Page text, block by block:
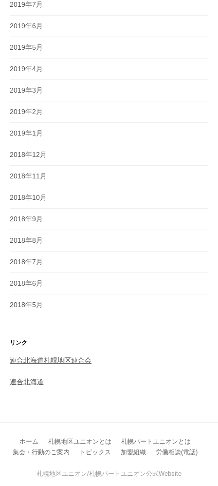
2019年7月
2019年6月
2019年5月
2019年4月
2019年3月
2019年2月
2019年1月
2018年12月
2018年11月
2018年10月
2018年9月
2018年8月
2018年7月
2018年6月
2018年5月
リンク
連合北海道札幌地区連合会
連合北海道
ホーム 札幌地区ユニオンとは
札幌パートユニオンとは
集会・行動のご案内
トピックス 加盟組織 労働相談(電話)
札幌地区ユニオン/札幌パートユニオン公式Website